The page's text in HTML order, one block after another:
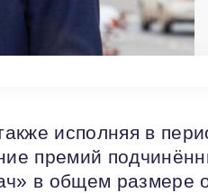
исполняя в
премий
в общем размере